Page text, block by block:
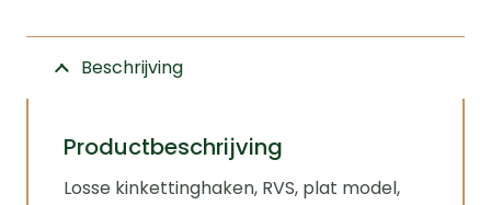
aantal
Beschrijving
Productbeschrijving
Losse kinkettinghaken, RVS, plat model,